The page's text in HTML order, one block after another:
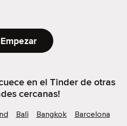
Empezar
en el Tinder de otras
cercanas!
Bali Bangkok
Barcelona